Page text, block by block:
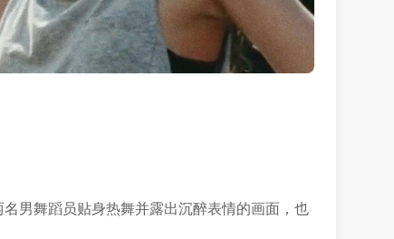
男舞蹈员贴身热舞并露出沉醉表情的画面，也